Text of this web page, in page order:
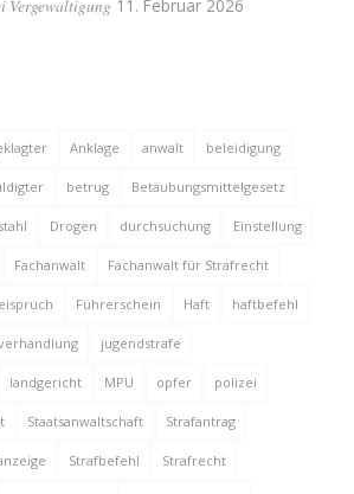
Vergewaltigung 11. Februar 2026
Anklage anwalt beleidigung
betrug Betäubungsmittelgesetz
Drogen durchsuchung Einstellung
Fachanwalt Fachanwalt für Strafrecht
Führerschein Haft haftbefehl
jugendstrafe
landgericht MPU opfer polizei
Staatsanwaltschaft Strafantrag
Strafbefehl Strafrecht